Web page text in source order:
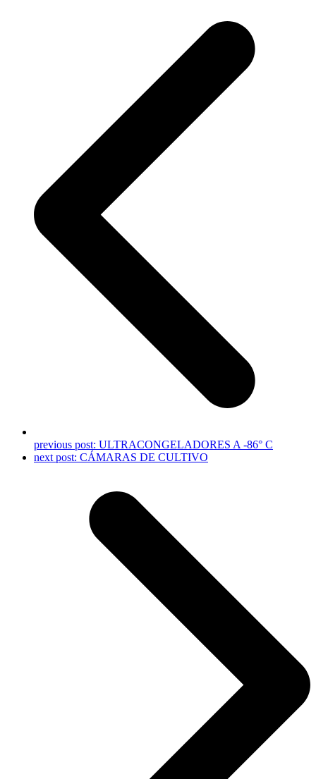
previous post: ULTRACONGELADORES A -86° C
next post: CÁMARAS DE CULTIVO